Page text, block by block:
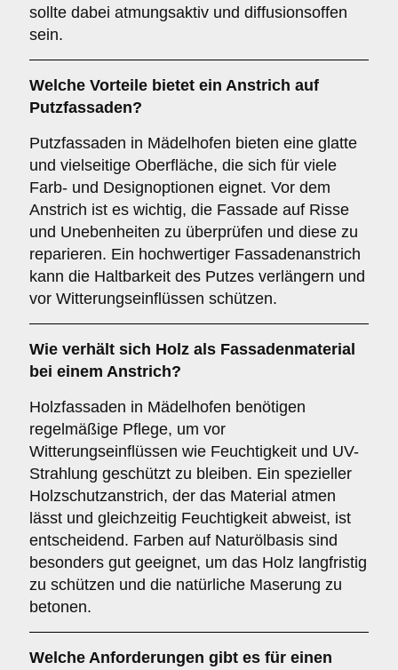
sollte dabei atmungsaktiv und diffusionsoffen
sein.
Welche Vorteile bietet ein Anstrich auf
Putzfassaden?
Putzfassaden in Mädelhofen bieten eine glatte
und vielseitige Oberfläche, die sich für viele
Farb- und Designoptionen eignet. Vor dem
Anstrich ist es wichtig, die Fassade auf Risse
und Unebenheiten zu überprüfen und diese zu
reparieren. Ein hochwertiger Fassadenanstrich
kann die Haltbarkeit des Putzes verlängern und
vor Witterungseinflüssen schützen.
Wie verhält sich Holz als Fassadenmaterial
bei einem Anstrich?
Holzfassaden in Mädelhofen benötigen
regelmäßige Pflege, um vor
Witterungseinflüssen wie Feuchtigkeit und UV-
Strahlung geschützt zu bleiben. Ein spezieller
Holzschutzanstrich, der das Material atmen
lässt und gleichzeitig Feuchtigkeit abweist, ist
entscheidend. Farben auf Naturölbasis sind
besonders gut geeignet, um das Holz langfristig
zu schützen und die natürliche Maserung zu
betonen.
Welche Anforderungen gibt es für einen